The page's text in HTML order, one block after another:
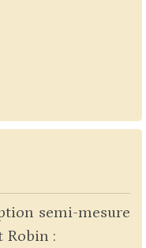
semi-mesure
Robin :